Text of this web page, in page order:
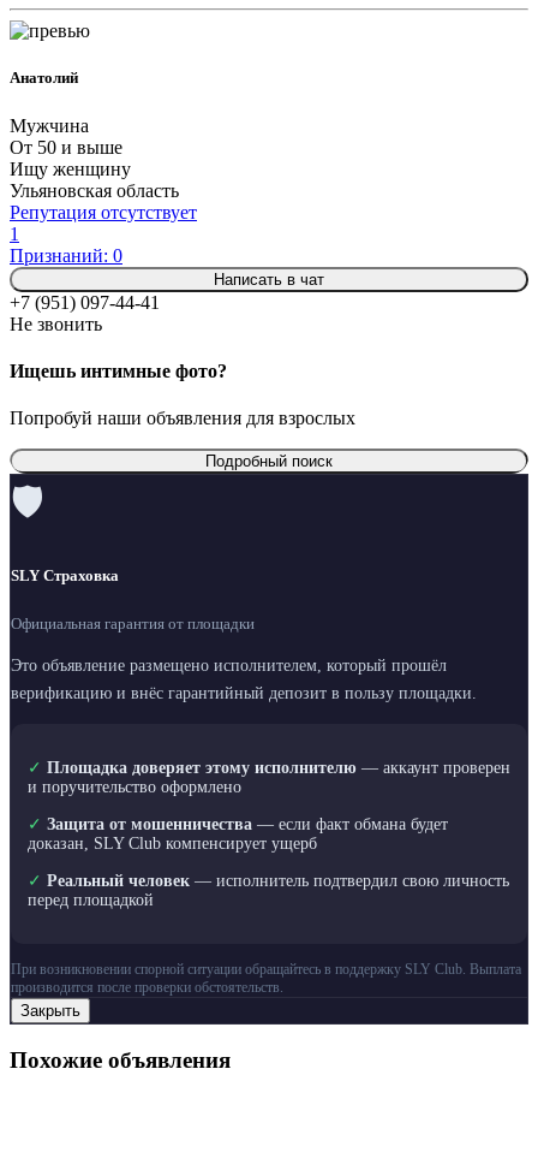
Анатолий
Мужчина
От 50 и выше
Ищу женщину
Ульяновская область
Репутация отсутствует
1
Признаний: 0
Написать в чат
+7 (951) 097-44-41
Не звонить
Ищешь интимные фото?
Попробуй наши объявления для взрослых
Подробный поиск
🛡
SLY Страховка
Официальная гарантия от площадки
Это объявление размещено исполнителем, который прошёл
верификацию и внёс гарантийный депозит в пользу площадки.
✓ Площадка доверяет этому исполнителю — аккаунт проверен
и поручительство оформлено
✓ Защита от мошенничества — если факт обмана будет
доказан, SLY Club компенсирует ущерб
✓ Реальный человек — исполнитель подтвердил свою личность
перед площадкой
При возникновении спорной ситуации обращайтесь в поддержку SLY Club. Выплата
производится после проверки обстоятельств.
Закрыть
Похожие объявления